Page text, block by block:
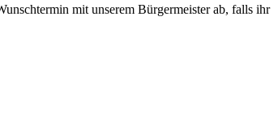
mit unserem Bürgermeister ab, falls ihr